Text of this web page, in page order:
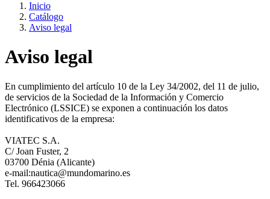
Inicio
Catálogo
Aviso legal
Aviso legal
En cumplimiento del artículo 10 de la Ley 34/2002, del 11 de julio,
de servicios de la Sociedad de la Información y Comercio
Electrónico (LSSICE) se exponen a continuación los datos
identificativos de la empresa:
VIATEC S.A.
C/ Joan Fuster, 2
03700 Dénia (Alicante)
e-mail:nautica@mundomarino.es
Tel. 966423066